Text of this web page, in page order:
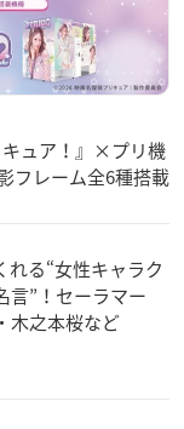
キュア！』×プリ機
フレーム全6種搭載
れる“女性キャラク
言”！セーラマー
木之本桜など